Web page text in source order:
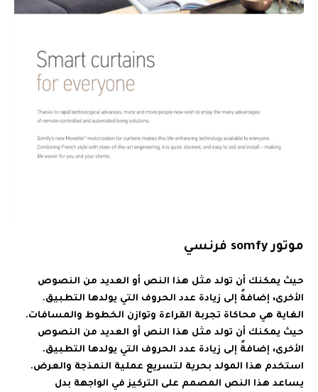
موتور somfy فرنسي
حيث يمكنك أن تولد مثل هذا النص أو العديد من النصوص
الأخرى، إضافةً إلى زيادة عدد الحروف التي يولدها التطبيق.
الغاية هي محاكاة تجربة القراءة وتوازن الخطوط والمسافات.
حيث يمكنك أن تولد مثل هذا النص أو العديد من النصوص
الأخرى، إضافةً إلى زيادة عدد الحروف التي يولدها التطبيق.
استخدم هذا المولد بحرية لتسريع عملية النمذجة والعرض.
يساعد هذا النص المصمم على التركيز في الواجهة بدل